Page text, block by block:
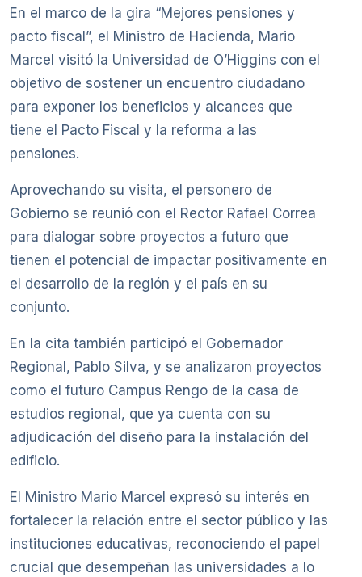
En el marco de la gira “Mejores pensiones y
pacto fiscal”, el Ministro de Hacienda, Mario
Marcel visitó la Universidad de O’Higgins con el
objetivo de sostener un encuentro ciudadano
para exponer los beneficios y alcances que
tiene el Pacto Fiscal y la reforma a las
pensiones.
Aprovechando su visita, el personero de
Gobierno se reunió con el Rector Rafael Correa
para dialogar sobre proyectos a futuro que
tienen el potencial de impactar positivamente en
el desarrollo de la región y el país en su
conjunto.
En la cita también participó el Gobernador
Regional, Pablo Silva, y se analizaron proyectos
como el futuro Campus Rengo de la casa de
estudios regional, que ya cuenta con su
adjudicación del diseño para la instalación del
edificio.
El Ministro Mario Marcel expresó su interés en
fortalecer la relación entre el sector público y las
instituciones educativas, reconociendo el papel
crucial que desempeñan las universidades a lo